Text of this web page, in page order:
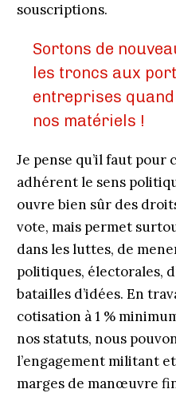
souscriptions.
Sortons de
les troncs aux
entreprises
nos matériels !
Je pense qu’il faut pour
adhérent le sens
ouvre bien sûr des
vote, mais permet
dans les luttes, de
politiques, électorales,
batailles d’idées. En
cotisation à 1 %
nos statuts, nous
l’engagement militant
marges de manœuvre